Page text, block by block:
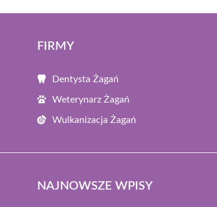
FIRMY
Dentysta Żagań
Weterynarz Żagań
Wulkanizacja Żagań
NAJNOWSZE WPISY